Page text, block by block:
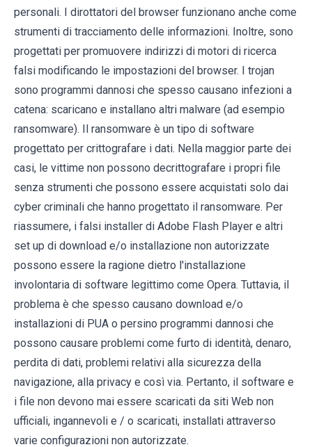
personali. I dirottatori del browser funzionano anche come
strumenti di tracciamento delle informazioni. Inoltre, sono
progettati per promuovere indirizzi di motori di ricerca
falsi modificando le impostazioni del browser. I trojan
sono programmi dannosi che spesso causano infezioni a
catena: scaricano e installano altri malware (ad esempio
ransomware). Il ransomware è un tipo di software
progettato per crittografare i dati. Nella maggior parte dei
casi, le vittime non possono decrittografare i propri file
senza strumenti che possono essere acquistati solo dai
cyber criminali che hanno progettato il ransomware. Per
riassumere, i falsi installer di Adobe Flash Player e altri
set up di download e/o installazione non autorizzate
possono essere la ragione dietro l'installazione
involontaria di software legittimo come Opera. Tuttavia, il
problema è che spesso causano download e/o
installazioni di PUA o persino programmi dannosi che
possono causare problemi come furto di identità, denaro,
perdita di dati, problemi relativi alla sicurezza della
navigazione, alla privacy e così via. Pertanto, il software e
i file non devono mai essere scaricati da siti Web non
ufficiali, ingannevoli e / o scaricati, installati attraverso
varie configurazioni non autorizzate.